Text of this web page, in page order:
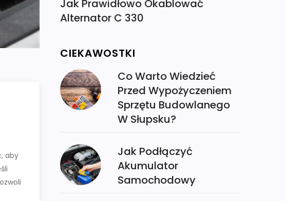
aby
Jak Prawidłowo Okablować
Alternator C 330
CIEKAWOSTKI
Co Warto Wiedzieć
Przed Wypożyczeniem
Sprzętu Budowlanego
W Słupsku?
Jak Podłączyć
Akumulator
Samochodowy